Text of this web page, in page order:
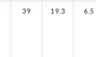
39 19,3 6,5